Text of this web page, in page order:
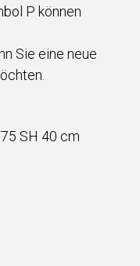
P können
Sie eine neue
SH 40 cm